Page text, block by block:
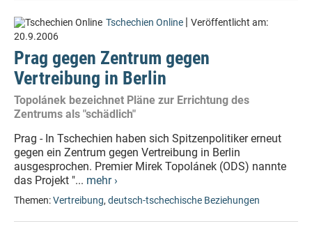
Tschechien Online | Veröffentlicht am:
20.9.2006
Prag gegen Zentrum gegen
Vertreibung in Berlin
Topolánek bezeichnet Pläne zur Errichtung des
Zentrums als "schädlich"
Prag - In Tschechien haben sich Spitzenpolitiker erneut
gegen ein Zentrum gegen Vertreibung in Berlin
ausgesprochen. Premier Mirek Topolánek (ODS) nannte
das Projekt "... mehr ›
Themen:Vertreibung, deutsch-tschechische Beziehungen